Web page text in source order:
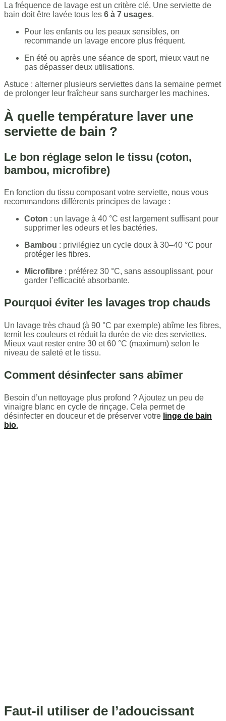
La fréquence de lavage est un critère clé. Une serviette de
bain doit être lavée tous les 6 à 7 usages.
Pour les enfants ou les peaux sensibles, on
recommande un lavage encore plus fréquent.
En été ou après une séance de sport, mieux vaut ne
pas dépasser deux utilisations.
Astuce : alterner plusieurs serviettes dans la semaine permet
de prolonger leur fraîcheur sans surcharger les machines.
À quelle température laver une
serviette de bain ?
Le bon réglage selon le tissu (coton,
bambou, microfibre)
En fonction du tissu composant votre serviette, nous vous
recommandons différents principes de lavage :
Coton : un lavage à 40 °C est largement suffisant pour
supprimer les odeurs et les bactéries.
Bambou : privilégiez un cycle doux à 30–40 °C pour
protéger les fibres.
Microfibre : préférez 30 °C, sans assouplissant, pour
garder l’efficacité absorbante.
Pourquoi éviter les lavages trop chauds
Un lavage très chaud (à 90 °C par exemple) abîme les fibres,
ternit les couleurs et réduit la durée de vie des serviettes.
Mieux vaut rester entre 30 et 60 °C (maximum) selon le
niveau de saleté et le tissu.
Comment désinfecter sans abîmer
Besoin d’un nettoyage plus profond ? Ajoutez un peu de
vinaigre blanc en cycle de rinçage. Cela permet de
désinfecter en douceur et de préserver votre linge de bain
bio.
Faut-il utiliser de l’adoucissant